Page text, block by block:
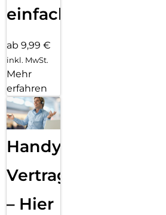
einfach
ab 9,99 €
inkl. MwSt.
Mehr
erfahren
Handy
Vertragsabwicklung
– Hier